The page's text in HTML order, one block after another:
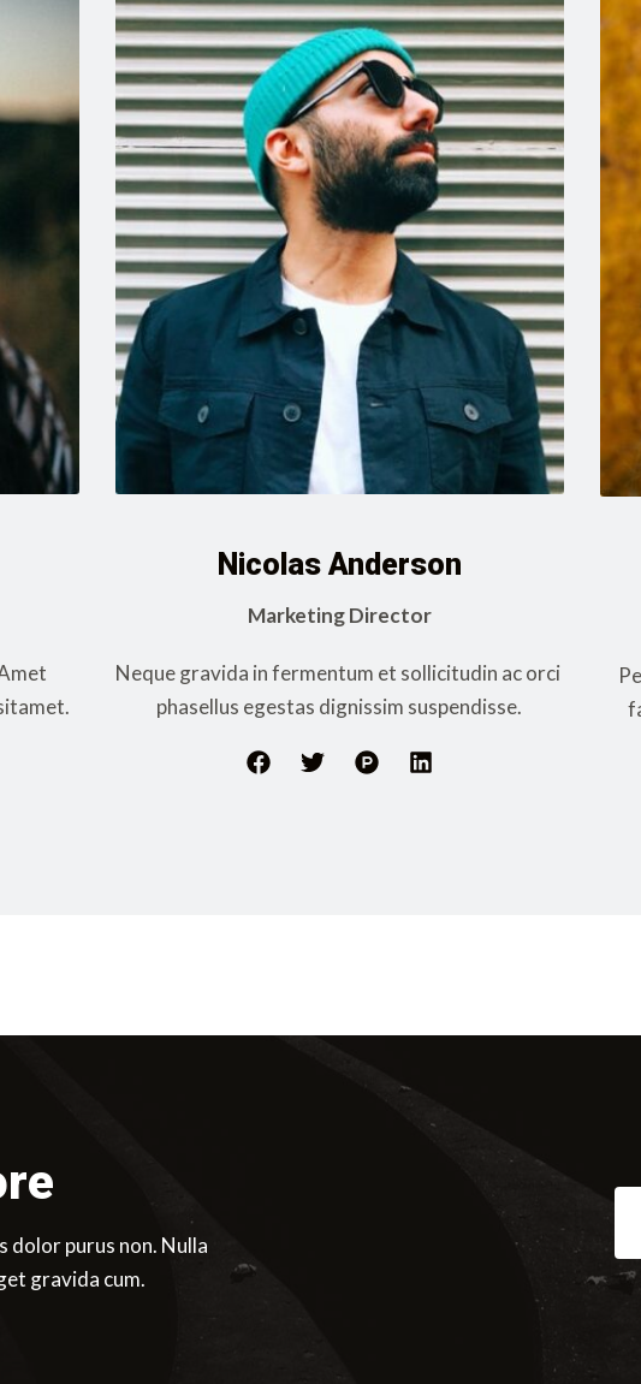
Nicolas Anderson
Marketing Director
Neque gravida in fermentum et sollicitudin ac orci
phasellus egestas dignissim suspendisse.
purus non. Nulla
gravida cum.